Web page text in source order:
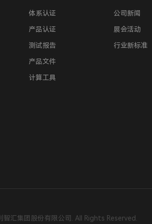
体系认证
产品认证
测试报告
产品文件
计算工具
公司新闻
展会活动
行业新标准
汇集团股份有限公司. All Rights Reserved.